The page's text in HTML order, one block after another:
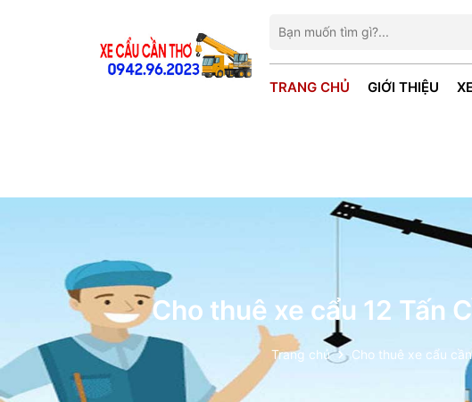
TRANG CHỦ GIỚI THIỆU
Cho thuê xe cẩu 12 Tấn
Trang chủ Cho thuê xe cẩu